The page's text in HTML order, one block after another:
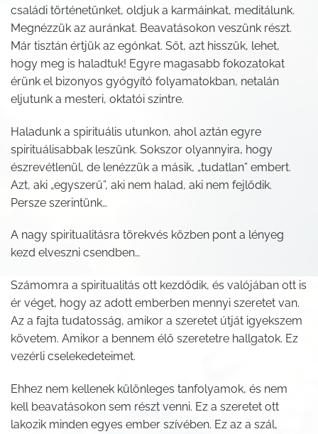
családi történetünket, oldjuk a karmáinkat, meditálunk.
Megnézzük az auránkat. Beavatásokon veszünk részt.
Már tisztán értjük az egónkat. Sőt, azt hisszük, lehet,
hogy meg is haladtuk! Egyre magasabb fokozatokat
érünk el bizonyos gyógyító folyamatokban, netalán
eljutunk a mesteri, oktatói szintre.
Haladunk a spirituális utunkon, ahol aztán egyre
spirituálisabbak leszünk. Sokszor olyannyira, hogy
észrevétlenül, de lenézzük a másik, „tudatlan” embert.
Azt, aki „egyszerű”, aki nem halad, aki nem fejlődik.
Persze szerintünk…
A nagy spiritualitásra törekvés közben pont a lényeg
kezd elveszni csendben…
Számomra a spiritualitás ott kezdődik, és valójában ott is
ér véget, hogy az adott emberben mennyi szeretet van.
Az a fajta tudatosság, amikor a szeretet útját igyekszem
követem. Amikor a bennem élő szeretetre hallgatok. Ez
vezérli cselekedeteimet.
Ehhez nem kellenek különleges tanfolyamok, és nem
kell beavatásokon sem részt venni. Ez a szeretet ott
lakozik minden egyes ember szívében. Ez az a szál,